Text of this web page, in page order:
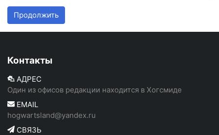
Продолжить
Контакты
АДРЕС
Один из офисов редакции находится в Хогсмиде
EMAIL
hogwartsland@yandex.ru
СВЯЗЬ